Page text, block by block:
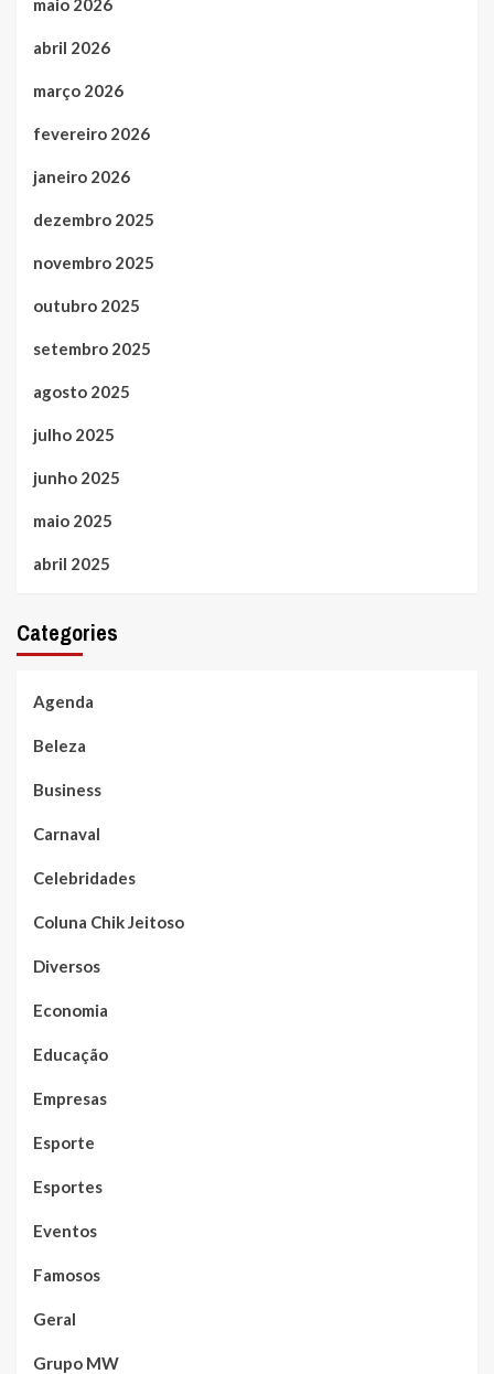
maio 2026
abril 2026
março 2026
fevereiro 2026
janeiro 2026
dezembro 2025
novembro 2025
outubro 2025
setembro 2025
agosto 2025
julho 2025
junho 2025
maio 2025
abril 2025
Categories
Agenda
Beleza
Business
Carnaval
Celebridades
Coluna Chik Jeitoso
Diversos
Economia
Educação
Empresas
Esporte
Esportes
Eventos
Famosos
Geral
Grupo MW